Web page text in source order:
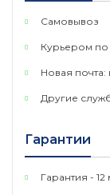
памяти
5-дюймовый
Самовывоз
Курьером по
Новая
Другие
Гарантии
Гарантия - 12